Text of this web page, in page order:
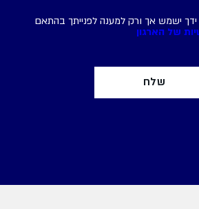
ישמש אך ורק למענה לפנייתך בהתאם
של הארגון